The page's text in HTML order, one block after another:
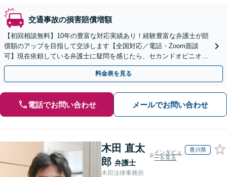
交通事故の損害賠償増額
【初回相談無料】10年の豊富な対応実績あり！経験豊富な弁護士が賠
償額のアップを目指して交渉します【全国対応／電話・Zoom面談
可】現在依頼している弁護士に疑問を感じたら、セカンドオピニオン
をご活用ください【ビデオ面談対応】【夜間面談可】
料金表を見る
電話でお問い合わせ メールでお問い合わせ
木田 直太
郎 弁護士
インタビュ
ーを見る
香川県
木田法律事務所